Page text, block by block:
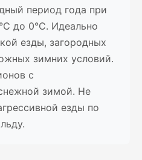
период года при
до 0°C. Идеально
езды, загородных
зимних условий.
с
зимой. Не
езды по